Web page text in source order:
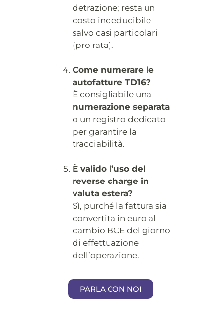
detrazione; resta un
costo indeducibile
salvo casi particolari
(pro rata).
Come numerare le
autofatture TD16?
È consigliabile una
numerazione separata
o un registro dedicato
per garantire la
tracciabilità.
È valido l’uso del
reverse charge in
valuta estera?
Sì, purché la fattura sia
convertita in euro al
cambio BCE del giorno
di effettuazione
dell’operazione.
PARLA CON NOI